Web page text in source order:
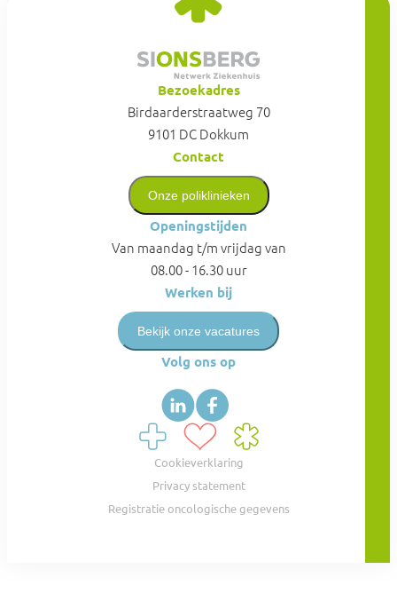
Bezoekadres
Birdaarderstraatweg 70
9101 DC Dokkum
Contact
Onze poliklinieken
Openingstijden
Van maandag t/m vrijdag van
08.00 - 16.30 uur
Werken bij
Bekijk onze vacatures
Volg ons op
Cookieverklaring
Privacy statement
Registratie oncologische gegevens